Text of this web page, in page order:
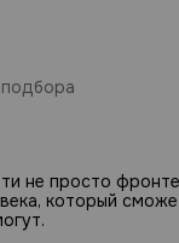
не просто
который